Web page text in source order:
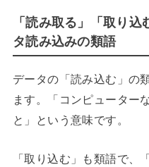
「読み取る」「取り
タ読み込みの類語
データの「読み込む」の
ます。「コンピューター
と」という意味です。
「取り込む」も類語で、